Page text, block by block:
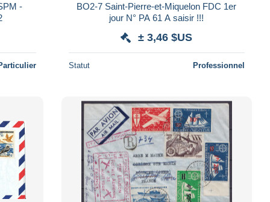
BO2-7 Saint-Pierre-et-Miquelon FDC 1er
jour N° PA 61 A saisir !!!
± 3,46 $US
Statut Professionnel